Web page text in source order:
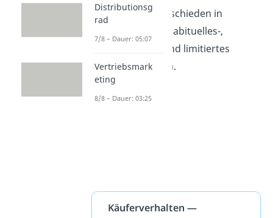
Es wird unterschieden in
extensives- , habituelles-,
impulsives- und limitiertes
Kaufverhalten.
Käuferverhalten —
Distributionsg
rad
7/8 – Dauer: 05:07
Vertriebsmark
eting
8/8 – Dauer: 03:25